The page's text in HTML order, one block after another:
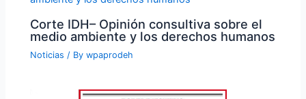
Corte IDH– Opinión consultiva sobre el
medio ambiente y los derechos humanos
Noticias / Bywpaprodeh